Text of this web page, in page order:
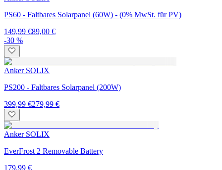
PS60 - Faltbares Solarpanel (60W) - (0% MwSt. für PV)
149,99 €89,00 €
-30 %
Anker SOLIX
PS200 - Faltbares Solarpanel (200W)
399,99 €279,99 €
Anker SOLIX
EverFrost 2 Removable Battery
179,99 €